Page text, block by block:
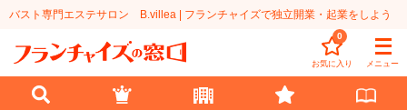
バスト専門エステサロン B.villea | フランチャイズで独立開業・起業をしよう
お気に入り
0
メニュー